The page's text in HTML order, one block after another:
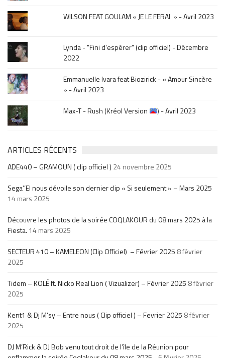
WILSON FEAT GOULAM « JE LE FERAI » - Avril 2023
Lynda - "Fini d'espérer" (clip officiel) - Décembre
2022
Emmanuelle Ivara feat Biozirick - « Amour Sincère
» - Avril 2023
Max-T - Rush (Kréol Version
) - Avril 2023
ARTICLES RÉCENTS
ADE440 – GRAMOUN ( clip officiel ) 24 novembre 2025
Sega’’El nous dévoile son dernier clip « Si seulement » – Mars 2025
14 mars 2025
Découvre les photos de la soirée COQLAKOUR du 08 mars 2025 à la
Fiesta. 14 mars 2025
SECTEUR 410 – KAMELEON (Clip Officiel) – Février 2025 8 février
2025
Tidem – KOLÉ ft. Nicko Real Lion ( Vizualizer) – Février 2025 8 février
2025
Kent1 & Dj M’sy – Entre nous ( Clip officiel ) – Fevrier 2025 8 février
2025
DJ M’Rick & DJ Bob venu tout droit de l’île de la Réunion pour